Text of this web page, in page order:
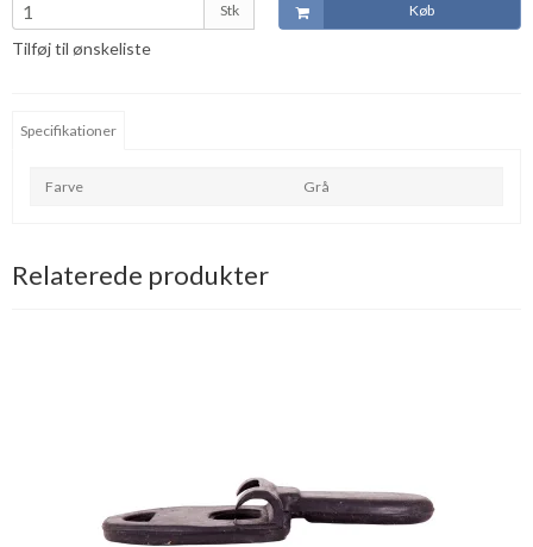
Stk Køb
Tilføj til ønskeliste
Specifikationer
Farve Grå
Relaterede produkter